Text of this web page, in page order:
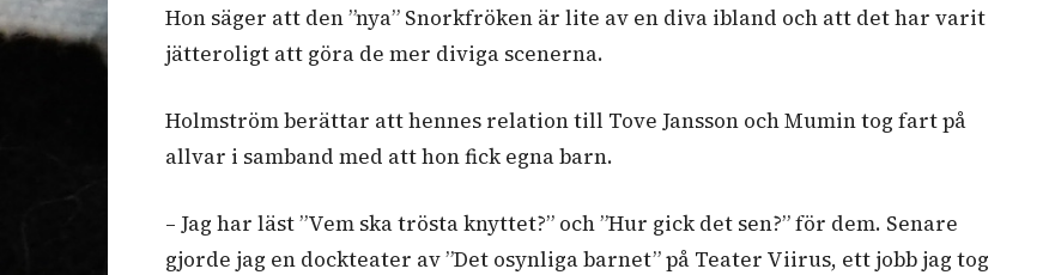
Hon säger att den ”nya” Snorkfröken är lite av en diva ibland och att det har varit
jätteroligt att göra de mer diviga scenerna.
Holmström berättar att hennes relation till Tove Jansson och Mumin tog fart på
allvar i samband med att hon fick egna barn.
– Jag har läst ”Vem ska trösta knyttet?” och ”Hur gick det sen?” för dem. Senare
gjorde jag en dockteater av ”Det osynliga barnet” på Teater Viirus, ett jobb jag tog